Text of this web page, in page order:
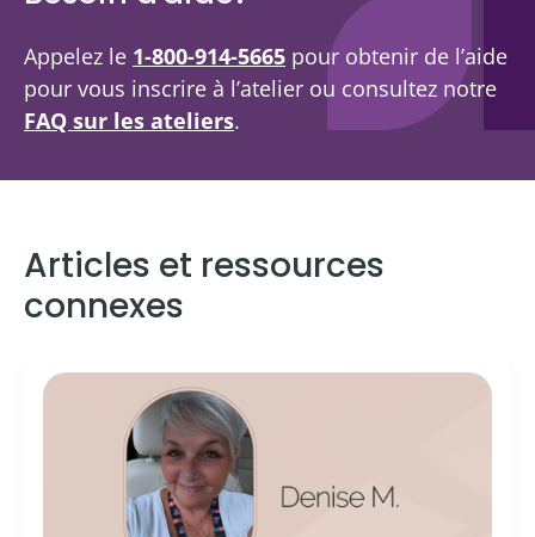
Appelez le 1-800-914-5665 pour obtenir de l’aide
pour vous inscrire à l’atelier ou consultez notre
FAQ sur les ateliers.
Articles et ressources
connexes